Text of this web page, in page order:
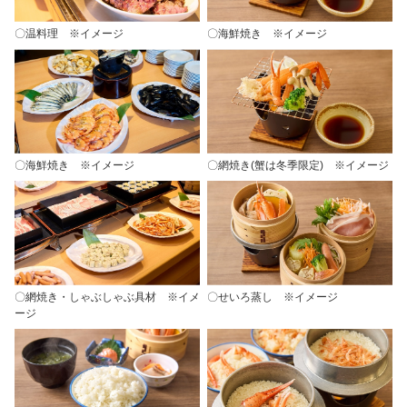
〇温料理 ※イメージ 〇海鮮焼き ※イメージ
〇海鮮焼き ※イメージ 〇網焼き(蟹は冬季限定) ※イメージ
〇網焼き・しゃぶしゃぶ具材 ※イメ
ージ
〇せいろ蒸し ※イメージ